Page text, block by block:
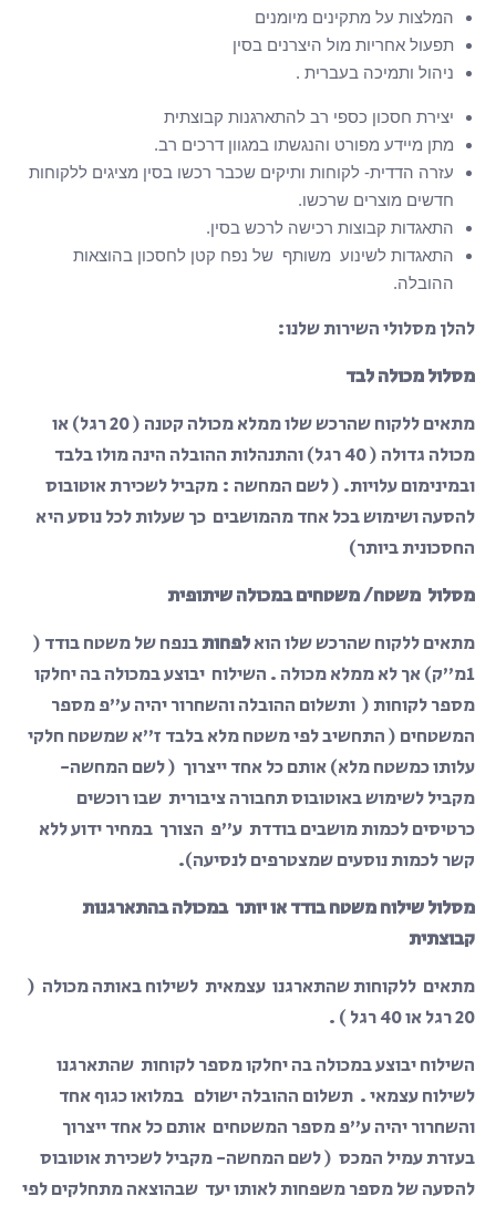
המלצות על מתקינים מיומנים
תפעול אחריות מול היצרנים בסין
ניהול ותמיכה בעברית .
יצירת חסכון כספי רב להתארגנות קבוצתית
מתן מיידע מפורט והנגשתו במגוון דרכים רב.
עזרה הדדית- לקוחות ותיקים שכבר רכשו בסין מציגים ללקוחות
חדשים מוצרים שרכשו.
התאגדות קבוצות רכישה לרכש בסין.
התאגדות לשינוע משותף של נפח קטן לחסכון בהוצאות
ההובלה.
להלן מסלולי השירות שלנו:
מסלול מכולה לבד
מתאים ללקוח שהרכש שלו ממלא מכולה קטנה ( 20 רגל) או
מכולה גדולה ( 40 רגל) והתנהלות ההובלה הינה מולו בלבד
ובמינימום עלויות. ( לשם המחשה : מקביל לשכירת אוטובוס
להסעה ושימוש בכל אחד מהמושבים כך שעלות לכל נוסע היא
החסכונית ביותר)
מסלול משטח/ משטחים במכולה שיתופית
מתאים ללקוח שהרכש שלו הואלפחותבנפח של משטח בודד (
1מ”ק) אך לא ממלא מכולה . השילוח יבוצע במכולה בה יחלקו
מספר לקוחות ( ותשלום ההובלה והשחרור יהיה ע”פ מספר
המשטחים ( התחשיב לפי משטח מלא בלבד ז”א שמשטח חלקי
עלותו כמשטח מלא) אותם כל אחד ייצרוך ( לשם המחשה-
מקביל לשימוש באוטובוס תחבורה ציבורית שבו רוכשים
כרטיסים לכמות מושבים בודדת ע”פ הצורך במחיר ידוע ללא
קשר לכמות נוסעים שמצטרפים לנסיעה).
מסלול שילוח משטח בודד או יותר במכולה בהתארגנות
קבוצתית
מתאים ללקוחות שהתארגנו עצמאית לשילוח באותה מכולה (
20 רגל או 40 רגל ) .
השילוח יבוצע במכולה בה יחלקו מספר לקוחות שהתארגנו
לשילוח עצמאי . תשלום ההובלה ישולם במלואו כגוף אחד
והשחרור יהיה ע”פ מספר המשטחים אותם כל אחד ייצרוך
בעזרת עמיל המכס ( לשם המחשה- מקביל לשכירת אוטובוס
להסעה של מספר משפחות לאותו יעד שבהוצאה מתחלקים לפי